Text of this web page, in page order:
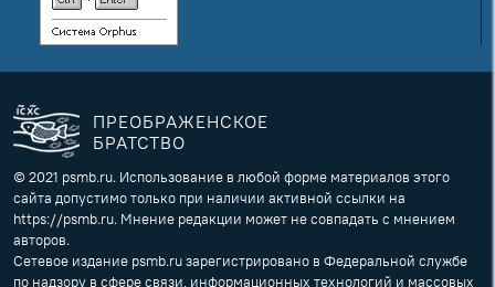
ПРЕОБРАЖЕНСКОЕ
БРАТСТВО
© 2021 psmb.ru. Использование в любой форме материалов этого
сайта допустимо только при наличии активной ссылки на
https://psmb.ru. Мнение редакции может не совпадать с мнением
авторов.
Сетевое издание psmb.ru зарегистрировано в Федеральной службе
по надзору в сфере связи, информационных технологий и массовых